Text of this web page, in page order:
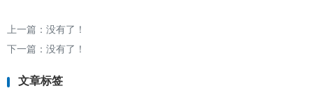
上一篇：没有了！
下一篇：没有了！
文章标签